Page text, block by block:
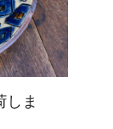
しま